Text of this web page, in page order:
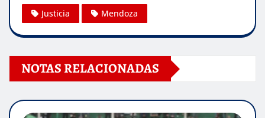
Justicia Mendoza
NOTAS RELACIONADAS